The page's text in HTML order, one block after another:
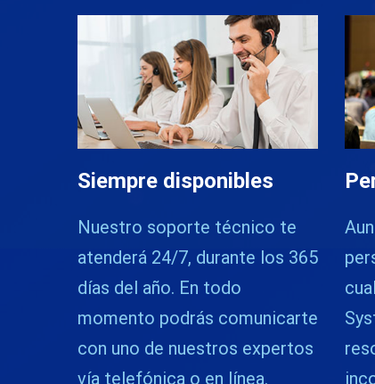
Siempre disponibles
Nuestro soporte técnico te
atenderá 24/7, durante los 365
días del año. En todo
momento podrás comunicarte
con uno de nuestros expertos
vía telefónica o en línea.